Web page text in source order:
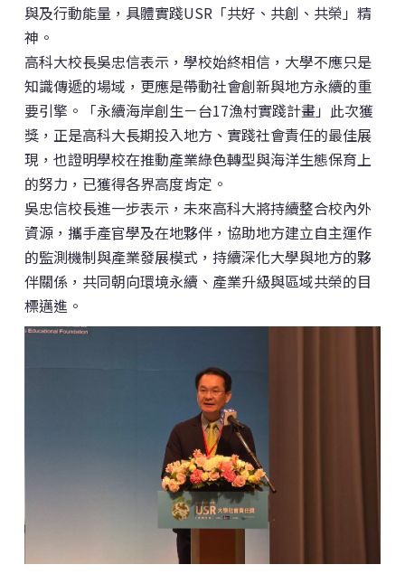
與及行動能量，具體實踐USR「共好、共創、共榮」精
神。
高科大校長吳忠信表示，學校始終相信，大學不應只是
知識傳遞的場域，更應是帶動社會創新與地方永續的重
要引擎。「永續海岸創生－台17漁村實踐計畫」此次獲
獎，正是高科大長期投入地方、實踐社會責任的最佳展
現，也證明學校在推動產業綠色轉型與海洋生態保育上
的努力，已獲得各界高度肯定。
吳忠信校長進一步表示，未來高科大將持續整合校內外
資源，攜手產官學及在地夥伴，協助地方建立自主運作
的監測機制與產業發展模式，持續深化大學與地方的夥
伴關係，共同朝向環境永續、產業升級與區域共榮的目
標邁進。